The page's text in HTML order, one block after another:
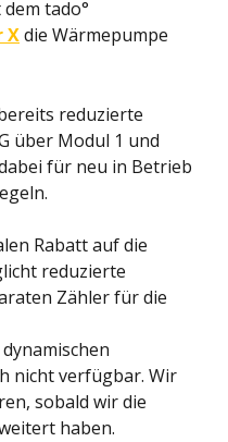
tado°
X die Wärmepumpe
reduzierte
über Modul 1 und
für neu in Betrieb
Rabatt auf die
reduzierte
Zähler für die
nicht verfügbar. Wir
sobald wir die
haben.